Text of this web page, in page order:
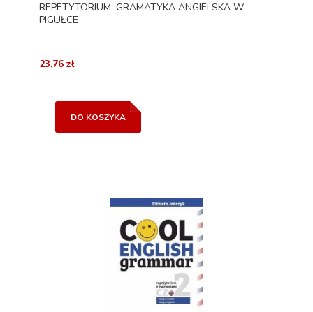
REPETYTORIUM. GRAMATYKA ANGIELSKA W
PIGUŁCE
23,76 zł
DO KOSZYKA